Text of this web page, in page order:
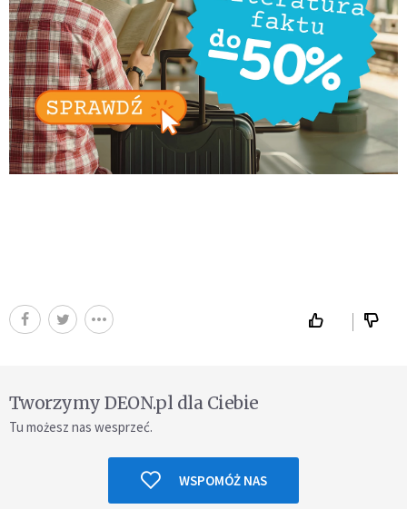
Tworzymy DEON.pl dla Ciebie
Tu możesz nas wesprzeć.
WSPOMÓŻ NAS